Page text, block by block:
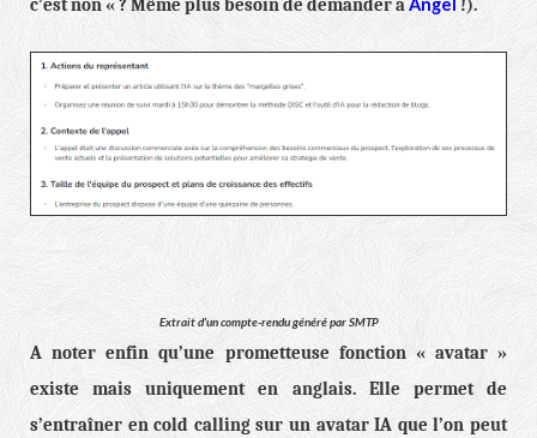
c’est non « ? Même plus besoin de demander à !).
Extrait d’un compte-rendu généré par SMTP
A noter enfin qu’une prometteuse fonction « avatar »
existe mais uniquement en anglais. Elle permet de
s’entraîner en cold calling sur un avatar IA que l’on peut